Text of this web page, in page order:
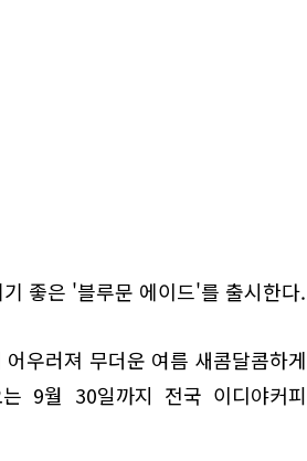
좋은 '블루문 에이드'를 출시한다.
우러져 무더운 여름 새콤달콤하게
9월 30일까지 전국 이디야커피